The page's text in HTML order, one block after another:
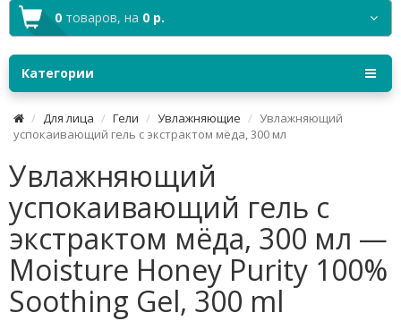
0 товаров, на 0 р.
Категории
Для лица Гели Увлажняющие
Увлажняющий
успокаивающий гель с экстрактом мёда, 300 мл
Увлажняющий
успокаивающий гель с
экстрактом мёда, 300 мл —
Moisture Honey Purity 100%
Soothing Gel, 300 ml